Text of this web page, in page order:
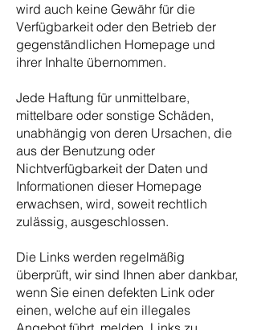
wird auch keine Gewähr für die
Verfügbarkeit oder den Betrieb der
gegenständlichen Homepage und
ihrer Inhalte übernommen.
Jede Haftung für unmittelbare,
mittelbare oder sonstige Schäden,
unabhängig von deren Ursachen, die
aus der Benutzung oder
Nichtverfügbarkeit der Daten und
Informationen dieser Homepage
erwachsen, wird, soweit rechtlich
zulässig, ausgeschlossen.
Die Links werden regelmäßig
überprüft, wir sind Ihnen aber dankbar,
wenn Sie einen defekten Link oder
einen, welche auf ein illegales